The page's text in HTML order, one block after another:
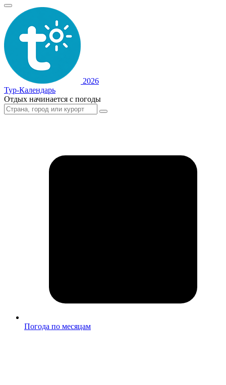
2026
Тур-Календарь
Отдых начинается с погоды
Погода по месяцам